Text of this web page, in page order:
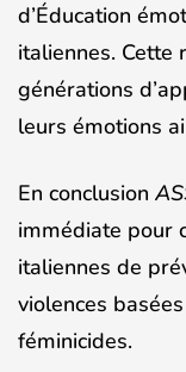
d’Éducation
italiennes. Cette
générations
leurs émotions
En conclusion
immédiate pour
italiennes de
violences
féminicides.